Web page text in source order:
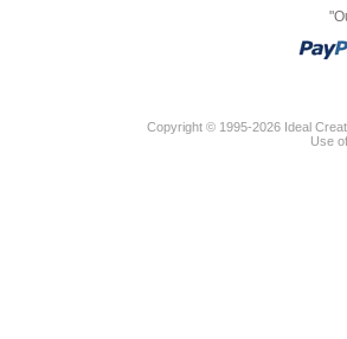
Copyright © 1995-2026 Ideal
Use